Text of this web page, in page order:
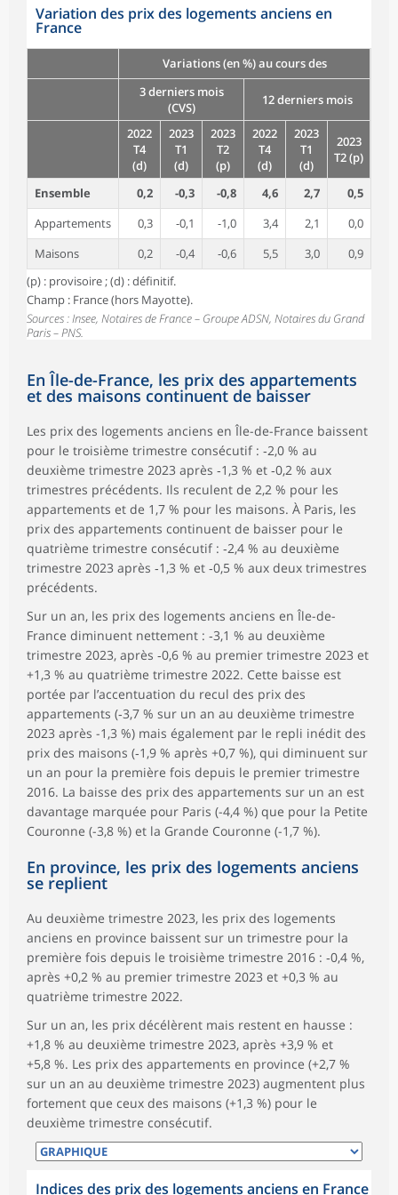
Variation des prix des logements anciens en
France
Variations (en %) au cours des
3 derniers mois
(CVS)
12 derniers mois
2022
T4
(d)
2023
T1
(d)
2023
T2
(p)
2022
T4
(d)
2023
T1
(d)
2023
T2 (p)
Ensemble 0,2 -0,3 -0,8 4,6 2,7
0,5
Appartements
0,3 -0,1 -1,0 3,4 2,1
0,0
Maisons
0,2 -0,4 -0,6 5,5 3,0
0,9
(p) : provisoire ; (d) : définitif.
Champ : France (hors Mayotte).
Sources : Insee, Notaires de France – Groupe ADSN, Notaires du Grand
Paris – PNS.
En Île-de-France, les prix des appartements
et des maisons continuent de baisser
Les prix des logements anciens en Île-de-France baissent
pour le troisième trimestre consécutif : ‑2,0 % au
deuxième trimestre 2023 après ‑1,3 % et ‑0,2 % aux
trimestres précédents. Ils reculent de 2,2 % pour les
appartements et de 1,7 % pour les maisons. À Paris, les
prix des appartements continuent de baisser pour le
quatrième trimestre consécutif : ‑2,4 % au deuxième
trimestre 2023 après ‑1,3 % et ‑0,5 % aux deux trimestres
précédents.
Sur un an, les prix des logements anciens en Île-de-
France diminuent nettement : ‑3,1 % au deuxième
trimestre 2023, après ‑0,6 % au premier trimestre 2023 et
+1,3 % au quatrième trimestre 2022. Cette baisse est
portée par l’accentuation du recul des prix des
appartements (‑3,7 % sur un an au deuxième trimestre
2023 après -1,3 %) mais également par le repli inédit des
prix des maisons (‑1,9 % après +0,7 %), qui diminuent sur
un an pour la première fois depuis le premier trimestre
2016. La baisse des prix des appartements sur un an est
davantage marquée pour Paris (-4,4 %) que pour la Petite
Couronne (-3,8 %) et la Grande Couronne (-1,7 %).
En province, les prix des logements anciens
se replient
Au deuxième trimestre 2023, les prix des logements
anciens en province baissent sur un trimestre pour la
première fois depuis le troisième trimestre 2016 : ‑0,4 %,
après +0,2 % au premier trimestre 2023 et +0,3 % au
quatrième trimestre 2022.
Sur un an, les prix décélèrent mais restent en hausse :
+1,8 % au deuxième trimestre 2023, après +3,9 % et
+5,8 %. Les prix des appartements en province (+2,7 %
sur un an au deuxième trimestre 2023) augmentent plus
fortement que ceux des maisons (+1,3 %) pour le
deuxième trimestre consécutif.
Indices des prix des logements anciens en France